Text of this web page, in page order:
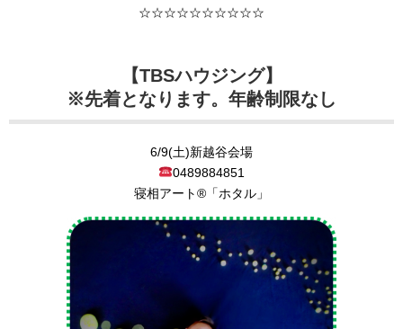
☆☆☆☆☆☆☆☆☆☆
【TBSハウジング】
※先着となります。年齢制限なし
6/9(土)新越谷会場
0489884851
寝相アート®︎「ホタル」